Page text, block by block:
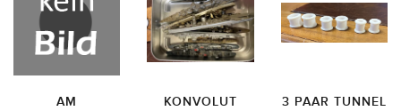
AM
KONVOLUT
3 PAAR TUNNEL